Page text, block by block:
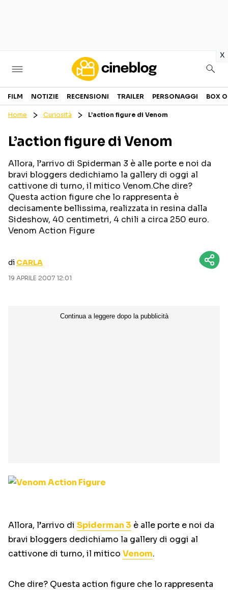
x
Cinema
GENERI
PERSONAGGI
CANALI STREAMING
Categorie
NOTIZIE
CURIOSITÀ
TRAILER
FILM NOTIZIE RECENSIONI TRAILER PERSONAGGI BOX
Home Curiosità L’action figure di Venom
L’action figure di Venom
Allora, l’arrivo di Spiderman 3 è alle porte e noi da
bravi bloggers dedichiamo la gallery di oggi al
cattivone di turno, il mitico Venom.Che dire?
Questa action figure che lo rappresenta è
decisamente bellissima, realizzata in resina dalla
Sideshow, 40 centimetri, 4 chili a circa 250 euro.
Venom Action Figure
di CARLA
19 APRILE 2007 12:01
Allora, l’arrivo di Spiderman 3 è alle porte e noi da
bravi bloggers dedichiamo la gallery di oggi al
cattivone di turno, il mitico Venom.
Che dire? Questa action figure che lo rappresenta